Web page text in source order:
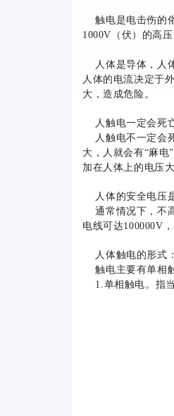
触电是电击伤的
1000V（伏）的高
人体是导体，人
人体的电流决定于
大，造成危险。
人触电一定会死
人触电不一定会
大，人就会有“麻电
加在人体上的电压
人体的安全电压
通常情况下，不
电线可达100000V
人体触电的形式：
触电主要有单相
1.单相触电。指当